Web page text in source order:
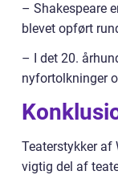
– Shakespeare
blevet opført
– I det 20.
nyfortolkninger
Teaterstykker af
vigtig del af